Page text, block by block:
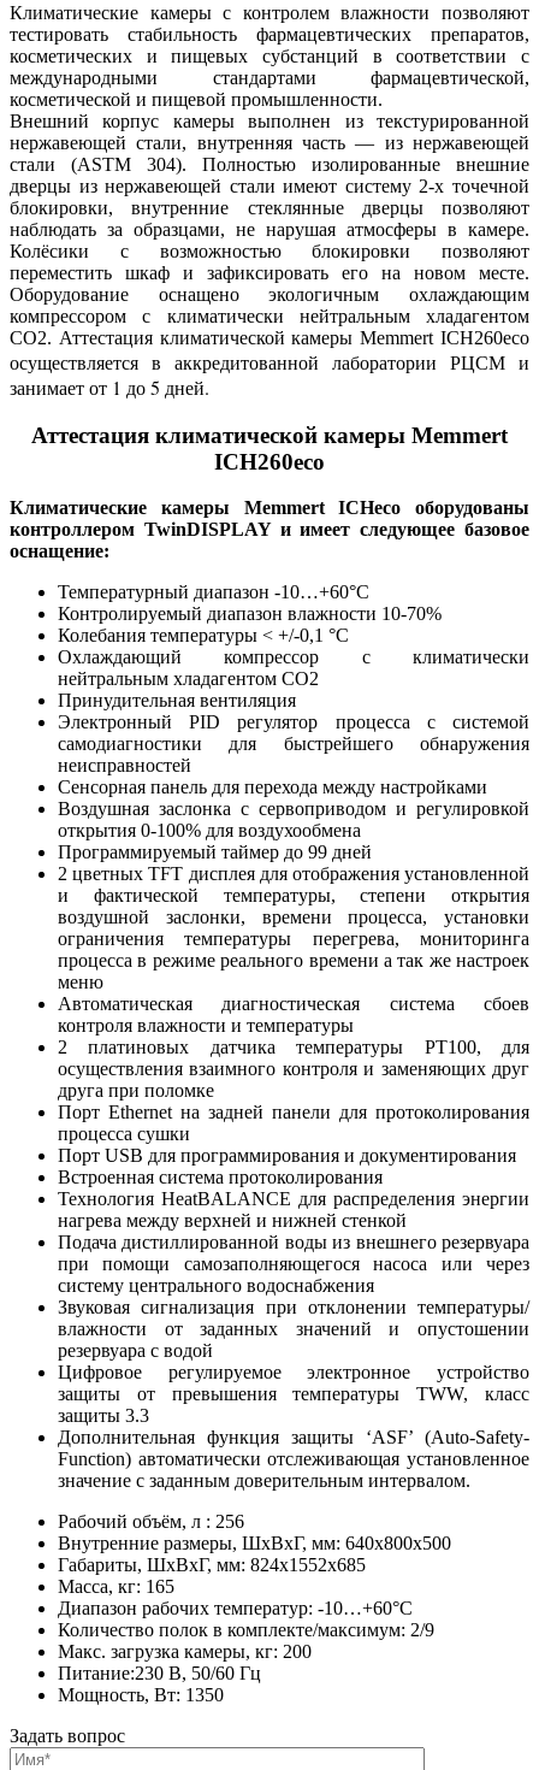
Климатические камеры с контролем влажности позволяют
тестировать стабильность фармацевтических препаратов,
косметических и пищевых субстанций в соответствии с
международными стандартами фармацевтической,
косметической и пищевой промышленности.
Внешний корпус камеры выполнен из текстурированной
нержавеющей стали, внутренняя часть — из нержавеющей
стали (ASTM 304). Полностью изолированные внешние
дверцы из нержавеющей стали имеют систему 2-х точечной
блокировки, внутренние стеклянные дверцы позволяют
наблюдать за образцами, не нарушая атмосферы в камере.
Колёсики с возможностью блокировки позволяют
переместить шкаф и зафиксировать его на новом месте.
Оборудование оснащено экологичным охлаждающим
компрессором с климатически нейтральным хладагентом
CO2. Аттестация климатической камеры Memmert ICH260eco
осуществляется в аккредитованной лаборатории РЦСМ и
занимает от 1 до 5 дней.
Аттестация климатической камеры Memmert
ICH260eco
Климатические камеры Memmert ICHeco оборудованы
контроллером TwinDISPLAY и имеет следующее базовое
оснащение:
Температурный диапазон -10…+60°С
Контролируемый диапазон влажности 10-70%
Колебания температуры < +/-0,1 °C
Охлаждающий компрессор с климатически
нейтральным хладагентом CO2
Принудительная вентиляция
Электронный PID регулятор процесса с системой
самодиагностики для быстрейшего обнаружения
неисправностей
Сенсорная панель для перехода между настройками
Воздушная заслонка с сервоприводом и регулировкой
открытия 0-100% для воздухообмена
Программируемый таймер до 99 дней
2 цветных TFT дисплея для отображения установленной
и фактической температуры, степени открытия
воздушной заслонки, времени процесса, установки
ограничения температуры перегрева, мониторинга
процесса в режиме реального времени а так же настроек
меню
Автоматическая диагностическая система сбоев
контроля влажности и температуры
2 платиновых датчика температуры РТ100, для
осуществления взаимного контроля и заменяющих друг
друга при поломке
Порт Ethernet на задней панели для протоколирования
процесса сушки
Порт USB для программирования и документирования
Встроенная система протоколирования
Технология HeatBALANCE для распределения энергии
нагрева между верхней и нижней стенкой
Подача дистиллированной воды из внешнего резервуара
при помощи самозаполняющегося насоса или через
систему центрального водоснабжения
Звуковая сигнализация при отклонении температуры/
влажности от заданных значений и опустошении
резервуара с водой
Цифровое регулируемое электронное устройство
защиты от превышения температуры TWW, класс
защиты 3.3
Дополнительная функция защиты ‘ASF’ (Auto-Safety-
Function) автоматически отслеживающая установленное
значение с заданным доверительным интервалом.
Рабочий объём, л : 256
Внутренние размеры, ШхВхГ, мм: 640x800x500
Габариты, ШхВхГ, мм: 824x1552x685
Масса, кг: 165
Диапазон рабочих температур: -10…+60°С
Количество полок в комплекте/максимум: 2/9
Макс. загрузка камеры, кг: 200
Питание:230 В, 50/60 Гц
Мощность, Вт: 1350
Задать вопрос